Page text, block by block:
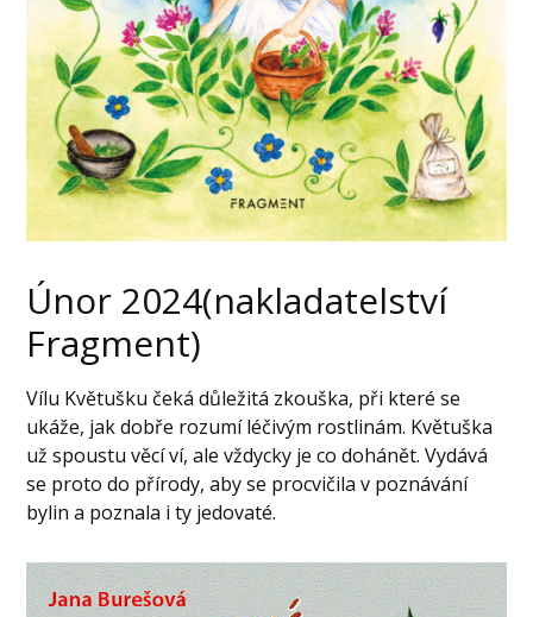
Únor 2024(nakladatelství
Fragment)
Vílu Květušku čeká důležitá zkouška, při které se
ukáže, jak dobře rozumí léčivým rostlinám. Květuška
už spoustu věcí ví, ale vždycky je co dohánět. Vydává
se proto do přírody, aby se procvičila v poznávání
bylin a poznala i ty jedovaté.